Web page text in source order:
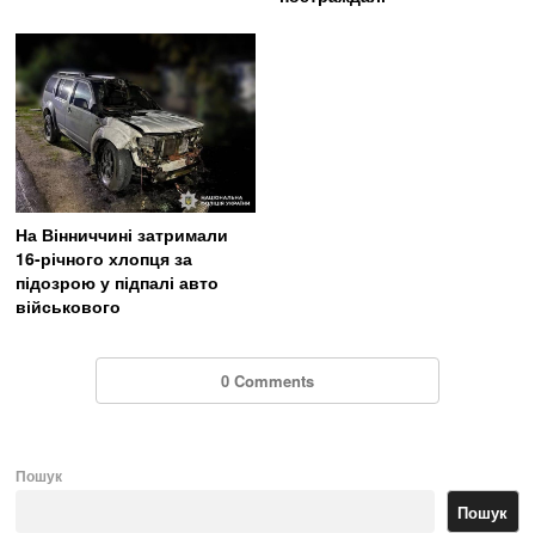
На Вінниччині затримали
16-річного хлопця за
підозрою у підпалі авто
військового
0 Comments
Пошук
Пошук